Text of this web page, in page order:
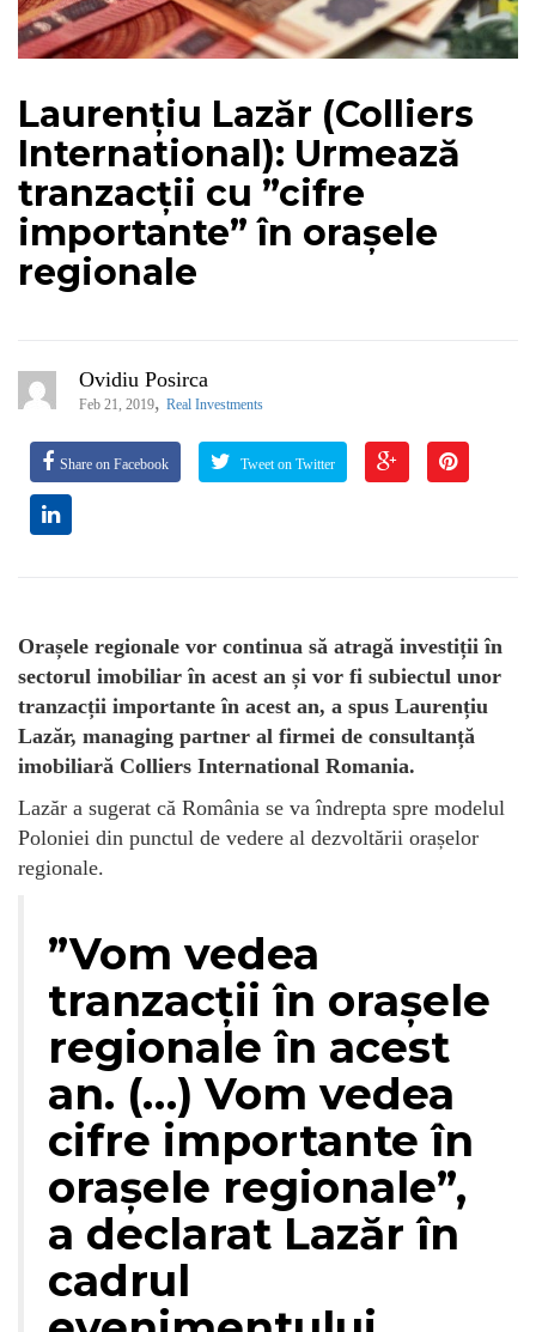
Laurențiu Lazăr (Colliers
International): Urmează
tranzacții cu ”cifre
importante” în orașele
regionale
Ovidiu Posirca
Feb 21, 2019, Real Investments
Share on Facebook Tweet on Twitter
Orașele regionale vor continua să atragă investiții în
sectorul imobiliar în acest an și vor fi subiectul unor
tranzacții importante în acest an, a spus Laurențiu
Lazăr, managing partner al firmei de consultanță
imobiliară Colliers International Romania.
Lazăr a sugerat că România se va îndrepta spre modelul
Poloniei din punctul de vedere al dezvoltării orașelor
regionale.
”Vom vedea
tranzacții în orașele
regionale în acest
an. (…) Vom vedea
cifre importante în
orașele regionale”,
a declarat Lazăr în
cadrul